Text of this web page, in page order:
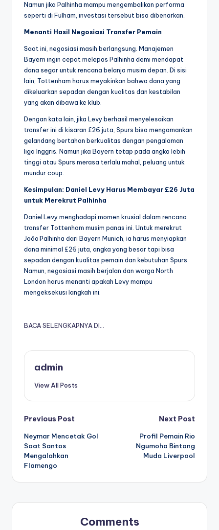
Namun jika Palhinha mampu mengembalikan performa
seperti di Fulham, investasi tersebut bisa dibenarkan.
Menanti Hasil Negosiasi Transfer Pemain
Saat ini, negosiasi masih berlangsung. Manajemen
Bayern ingin cepat melepas Palhinha demi mendapat
dana segar untuk rencana belanja musim depan. Di sisi
lain, Tottenham harus meyakinkan bahwa dana yang
dikeluarkan sepadan dengan kualitas dan kestabilan
yang akan dibawa ke klub.
Dengan kata lain, jika Levy berhasil menyelesaikan
transfer ini di kisaran £26 juta, Spurs bisa mengamankan
gelandang bertahan berkualitas dengan pengalaman
liga Inggris. Namun jika Bayern tetap pada angka lebih
tinggi atau Spurs merasa terlalu mahal, peluang untuk
mundur coup.
Kesimpulan: Daniel Levy Harus Membayar £26 Juta
untuk Merekrut Palhinha
Daniel Levy menghadapi momen krusial dalam rencana
transfer Tottenham musim panas ini. Untuk merekrut
João Palhinha dari Bayern Munich, ia harus menyiapkan
dana minimal £26 juta, angka yang besar tapi bisa
sepadan dengan kualitas pemain dan kebutuhan Spurs.
Namun, negosiasi masih berjalan dan warga North
London harus menanti apakah Levy mampu
mengeksekusi langkah ini.
BACA SELENGKAPNYA DI…
admin
View All Posts
Post
navigation
Previous Post
Neymar Mencetak Gol
Saat Santos
Mengalahkan
Flamengo
Next Post
Profil Pemain Rio
Ngumoha Bintang
Muda Liverpool
Comments